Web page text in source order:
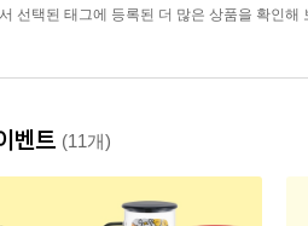
선택된 태그에 등록된 더 많은 상품을 확인해
벤트 (11개)